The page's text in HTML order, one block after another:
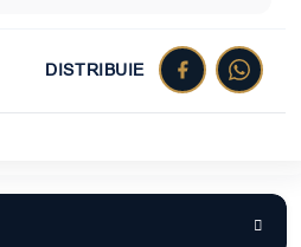
DISTRIBUIE